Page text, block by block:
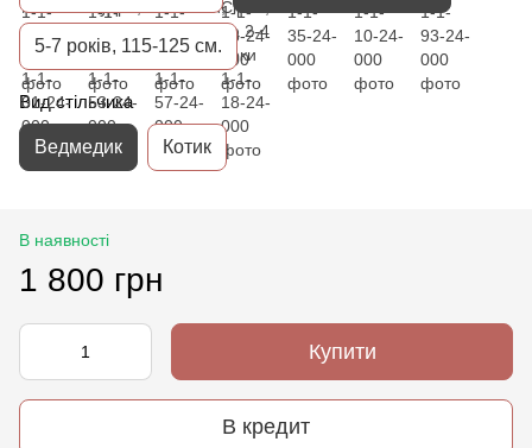
5-7 років, 115-125 см.
Вид стільчика
Ведмедик Котик
В наявності
1 800 грн
Купити
В кредит